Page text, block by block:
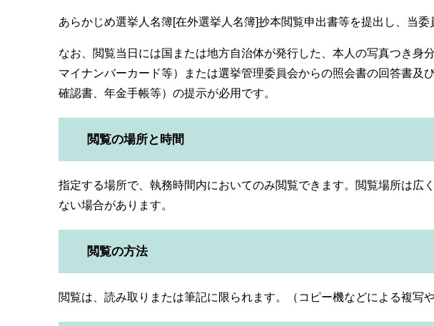
あらかじめ選挙人名簿[在外選挙人名簿]抄本閲覧申出書等を提出し、当委
なお、閲覧当日には国または地方自治体が発行した、本人の写真つき身
マイナンバーカード等）または選挙管理委員会からの照会書の回答書及
確認書、年金手帳等）の提示が必用です。
閲覧の場所と時間
指定する場所で、執務時間内においてのみ閲覧できます。閲覧場所は広
ない場合があります。
閲覧の方法
閲覧は、読み取りまたは筆記に限られます。（コピー機などによる複写